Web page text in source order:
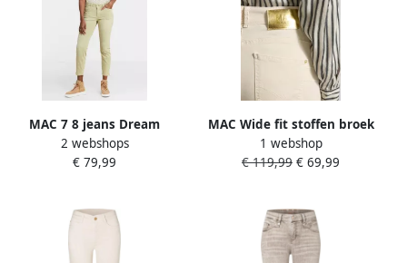
MAC 7 8 jeans Dream
Summer verkort met splitje
bij de zoom
2 webshops
€ 79,99
MAC Wide fit stoffen broek
in 5-pocketmodel model
'Rich'
1 webshop
€ 119,99 € 69,99